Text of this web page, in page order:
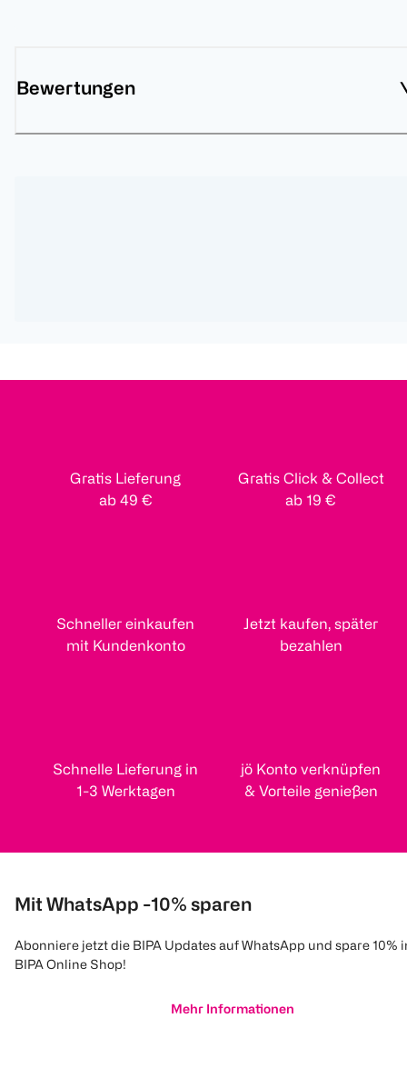
Bewertungen
Gratis Lieferung
ab 49 €
Gratis Click & Collect
ab 19 €
Schneller einkaufen
mit Kundenkonto
Jetzt kaufen, später
bezahlen
Schnelle Lieferung in
1-3 Werktagen
jö Konto verknüpfen
& Vorteile genießen
Mit WhatsApp -10% sparen
Abonniere jetzt die BIPA Updates auf WhatsApp und spare 10%
BIPA Online Shop!
Mehr Informationen